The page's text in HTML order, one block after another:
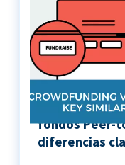
fondos Peer-
diferencias